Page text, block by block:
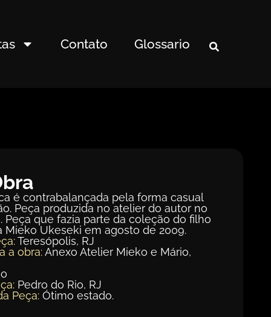
Contato Glossario
é contrabalançada pela forma casual
Peça produzida no atelier do autor no
Peça que fazia parte da coleção do filho
Mieko Ukeseki em agosto de 2009.
Teresópolis, RJ
a obra:Anexo Atelier Mieko e Mário,
Pedro do Rio, RJ
Peça:Ótimo estado.